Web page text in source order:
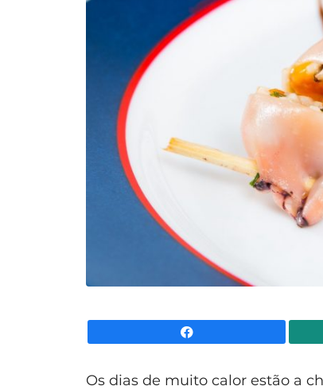
Os dias de muito calor estão a